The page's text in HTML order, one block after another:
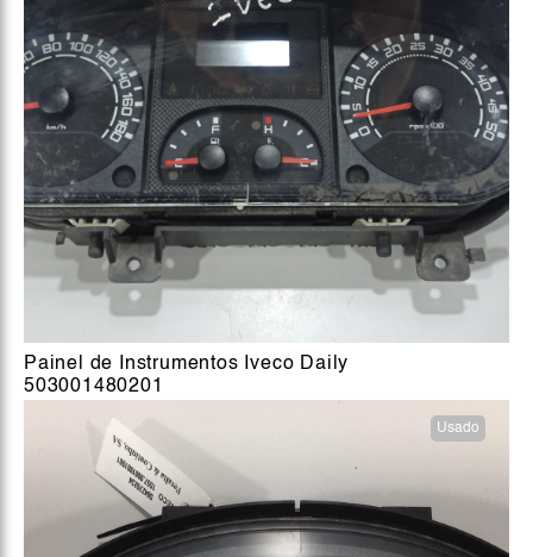
Painel de Instrumentos Iveco Daily
503001480201
Usado